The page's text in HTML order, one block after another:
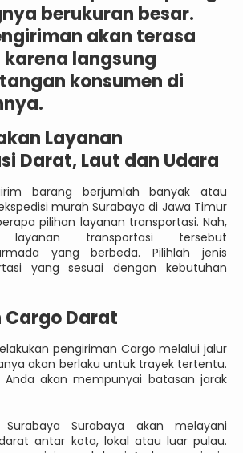
berukuran besar.
akan terasa
langsung
konsumen di
Layanan
Darat, Laut dan Udara
barang berjumlah banyak atau
murah Surabaya di Jawa Timur
pilihan layanan transportasi. Nah,
layanan transportasi tersebut
yang berbeda. Pilihlah jenis
yang sesuai dengan kebutuhan
Cargo Darat
pengiriman Cargo melalui jalur
akan berlaku untuk trayek tertentu.
akan mempunyai batasan jarak
Surabaya Surabaya akan melayani
antar kota, lokal atau luar pulau.